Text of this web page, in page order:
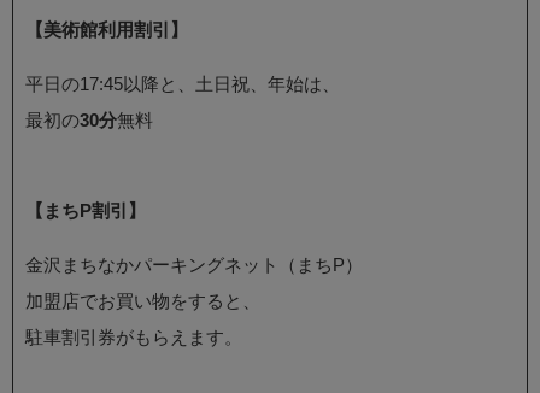
【美術館利用割引】
平日の17:45以降と、土日祝、年始は、
最初の30分無料
【まちP割引】
金沢まちなかパーキングネット（まちP）
加盟店でお買い物をすると、
駐車割引券がもらえます。